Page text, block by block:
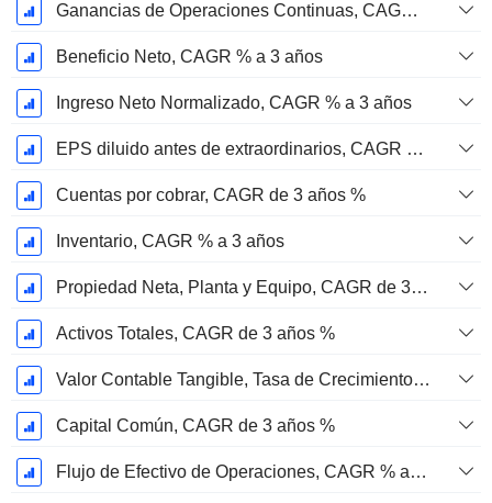
Ganancias de Operaciones Continuas, CAGR de 3 Años %
Beneficio Neto, CAGR % a 3 años
Ingreso Neto Normalizado, CAGR % a 3 años
EPS diluido antes de extraordinarios, CAGR de 3 años %
Cuentas por cobrar, CAGR de 3 años %
Inventario, CAGR % a 3 años
Propiedad Neta, Planta y Equipo, CAGR de 3 Años %
Activos Totales, CAGR de 3 años %
Valor Contable Tangible, Tasa de Crecimiento Anual Compuesta de 3 Años %
Capital Común, CAGR de 3 años %
Flujo de Efectivo de Operaciones, CAGR % a 3 años